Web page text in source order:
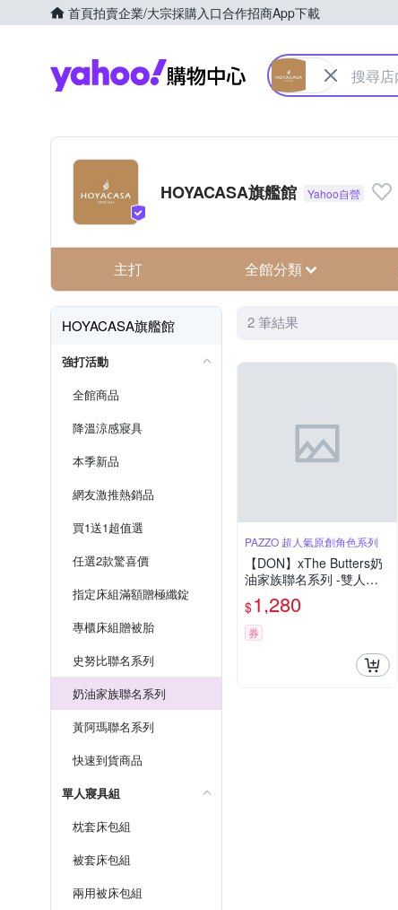
首頁拍賣企業/大宗採購入口合作招商App下載
Yahoo購物中心
HOYACASA旗艦館
主打 全館分類
HOYACASA旗艦館
強打活動
全館商品
降溫涼感寢具
本季新品
網友激推熱銷品
買1送1超值選
任選2款驚喜價
指定床組滿額贈極纖錠
專櫃床組贈被胎
史努比聯名系列
奶油家族聯名系列
黃阿瑪聯名系列
快速到貨商品
單人寢具組
枕套床包組
被套床包組
兩用被床包組
2 筆結果
PAZZO 超人氣原創角色系列
【DON】xThe Butters奶
油家族聯名系列 -雙人吸
濕排汗天絲床包枕套三件
組-甜點時光
$1,280
券